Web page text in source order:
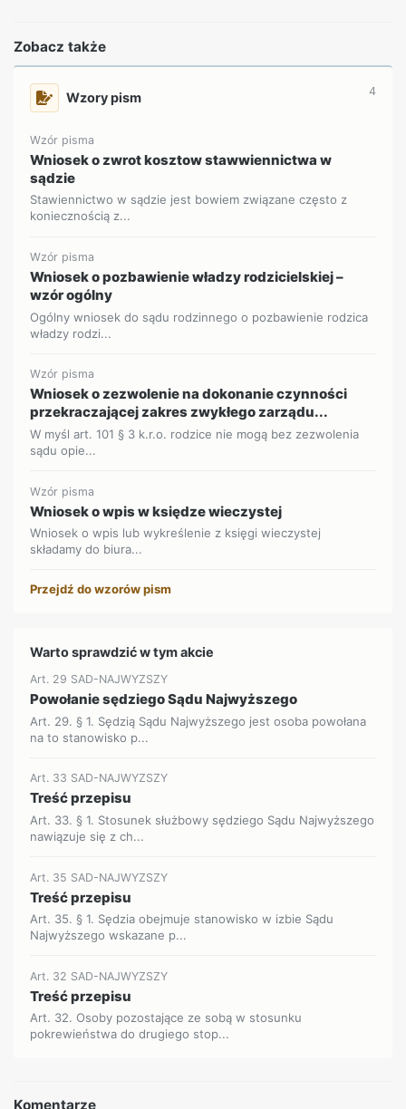
Zobacz także
Wzory pism 4
Wzór pisma
Wniosek o zwrot kosztow stawwiennictwa w
sądzie
Stawiennictwo w sądzie jest bowiem związane często z
koniecznością z...
Wzór pisma
Wniosek o pozbawienie władzy rodzicielskiej –
wzór ogólny
Ogólny wniosek do sądu rodzinnego o pozbawienie rodzica
władzy rodzi...
Wzór pisma
Wniosek o zezwolenie na dokonanie czynności
przekraczającej zakres zwykłego zarządu...
W myśl art. 101 § 3 k.r.o. rodzice nie mogą bez zezwolenia
sądu opie...
Wzór pisma
Wniosek o wpis w księdze wieczystej
Wniosek o wpis lub wykreślenie z księgi wieczystej
składamy do biura...
Przejdź do wzorów pism
Warto sprawdzić w tym akcie
Art. 29 SAD-NAJWYZSZY
Powołanie sędziego Sądu Najwyższego
Art. 29. § 1. Sędzią Sądu Najwyższego jest osoba powołana
na to stanowisko p...
Art. 33 SAD-NAJWYZSZY
Treść przepisu
Art. 33. § 1. Stosunek służbowy sędziego Sądu Najwyższego
nawiązuje się z ch...
Art. 35 SAD-NAJWYZSZY
Treść przepisu
Art. 35. § 1. Sędzia obejmuje stanowisko w izbie Sądu
Najwyższego wskazane p...
Art. 32 SAD-NAJWYZSZY
Treść przepisu
Art. 32. Osoby pozostające ze sobą w stosunku
pokrewieństwa do drugiego stop...
Komentarze